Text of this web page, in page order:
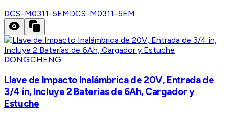
DCS-M0311-5EMDCS-M0311-5EM
DONGCHENG
Llave de Impacto Inalámbrica de 20V, Entrada de
3/4 in, Incluye 2 Baterías de 6Ah, Cargador y
Estuche